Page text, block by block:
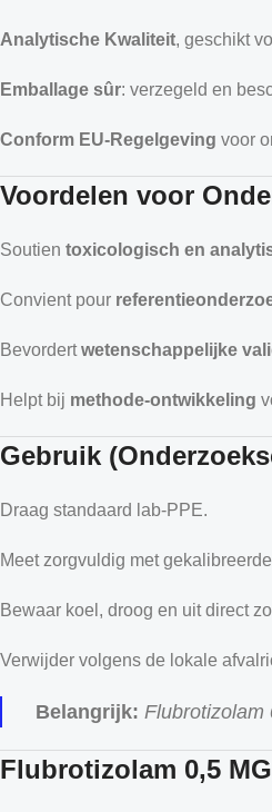
Analytische Kwaliteit, geschikt
Emballage sûr: verzegeld en
Conform EU-Regelgeving voor
Voordelen voor
Soutien toxicologisch en
Convient pour
Bevordertwetenschappelijke
Helpt bij methode-ontwikkeling
Gebruik
Draag standaard lab-PPE.
Meet zorgvuldig met
Bewaar koel, droog en uit direct
Verwijder volgens de lokale
Belangrijk: Flubrotizolam
Flubrotizolam 0,5